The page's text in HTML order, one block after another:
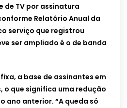
de TV por assinatura
Relatório Anual da
serviço que registrou
ser ampliado é o de banda
a base de assinantes em
o que significa uma redução
ano anterior. “A queda só